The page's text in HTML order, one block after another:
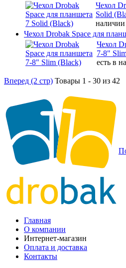
Чехол
Solid
наличии
Чехол Drobak Space для
Чехол
7-8"
есть в
Вперед (2 стр) Товары 1 - 30 из 42
Главная
О компании
Интернет-магазин
Оплата и доставка
Контакты